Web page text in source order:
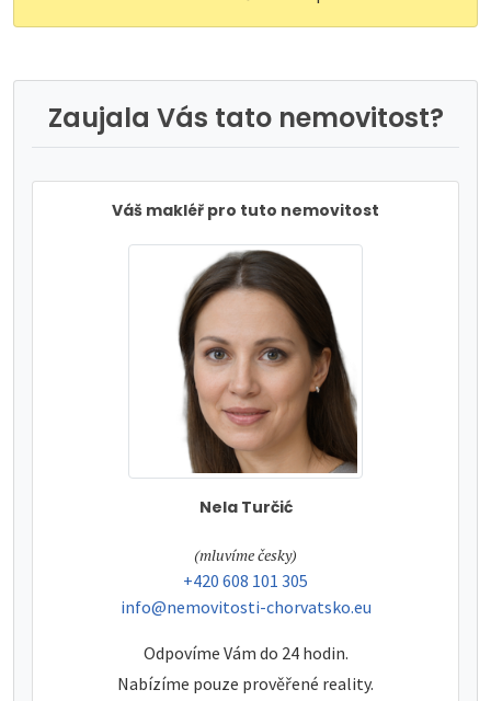
Zaujala Vás tato nemovitost?
Váš makléř pro tuto nemovitost
Nela Turčić
tel:
(mluvíme česky)
tel:
+420 608 101 305
e-mail:
info@nemovitosti-chorvatsko.eu
Odpovíme Vám do 24 hodin.
Nabízíme pouze prověřené reality.